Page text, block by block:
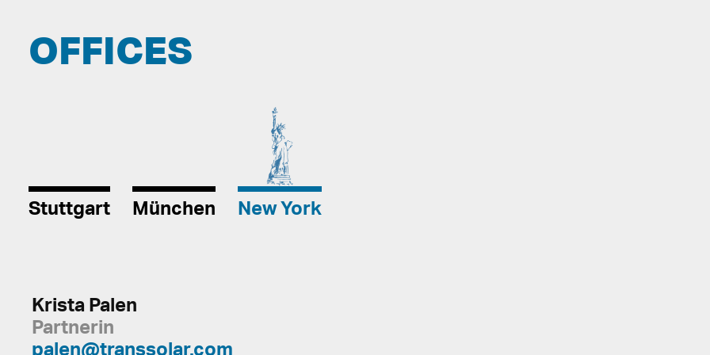
OFFICES
Stuttgart München New York
Krista Palen
Partnerin
palen@transsolar.com